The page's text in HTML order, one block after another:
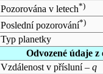
Pozorována v letech*)
Poslední pozorování*)
Typ planetky
Odvozené údaje
Vzdálenost v přísluní – q